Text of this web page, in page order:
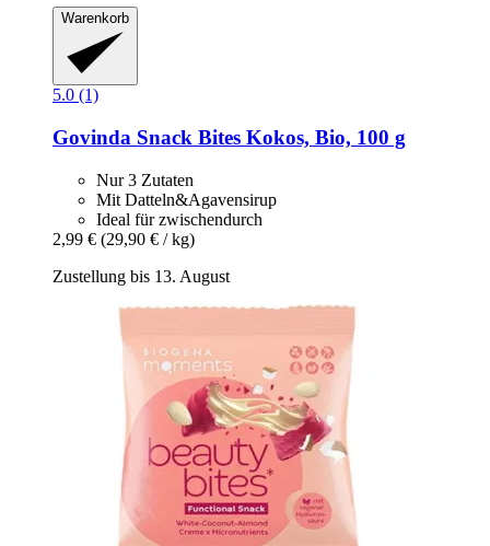
Warenkorb
5.0 (1)
Govinda Snack Bites Kokos, Bio, 100 g
Nur 3 Zutaten
Mit Datteln&Agavensirup
Ideal für zwischendurch
2,99 € (29,90 € / kg)
Zustellung bis 13. August